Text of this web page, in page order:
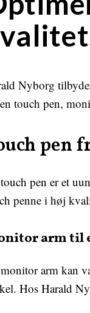
Nyborg
touch pen,
pen
pen er et
penne i høj
arm til
arm kan
Hos Harald